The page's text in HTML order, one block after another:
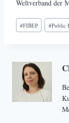
Weltverband der
Schlagworte:
#FIBEP #Public